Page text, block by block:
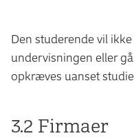
Den studerende vil
undervisningen eller
opkræves uanset
3.2 Firmaer